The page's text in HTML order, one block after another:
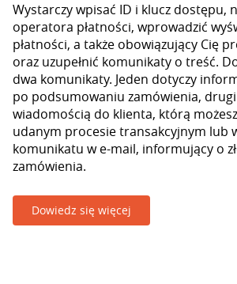
Wystarczy wpisać ID i klucz dostępu,
operatora płatności, wprowadzić
płatności, a także obowiązujący Cię
oraz uzupełnić komunikaty o treść.
dwa komunikaty. Jeden dotyczy
po podsumowaniu zamówienia,
wiadomością do klienta, którą możesz
udanym procesie transakcyjnym lub
komunikatu w e-mail, informujący o
zamówienia.
Dowiedz się więcej